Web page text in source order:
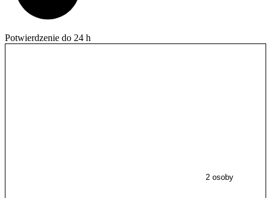
Potwierdzenie do 24 h
2 osoby